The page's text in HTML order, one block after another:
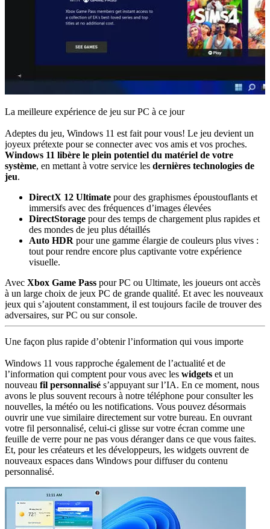
La meilleure expérience de jeu sur PC à ce jour
Adeptes du jeu, Windows 11 est fait pour vous! Le jeu devient un
joyeux prétexte pour se connecter avec vos amis et vos proches.
Windows 11 libère le plein potentiel du matériel de votre
système, en mettant à votre service les dernières technologies de
jeu.
DirectX 12 Ultimate pour des graphismes époustouflants et
immersifs avec des fréquences d’images élevées
DirectStorage pour des temps de chargement plus rapides et
des mondes de jeu plus détaillés
Auto HDR pour une gamme élargie de couleurs plus vives :
tout pour rendre encore plus captivante votre expérience
visuelle.
Avec Xbox Game Pass pour PC ou Ultimate, les joueurs ont accès
à un large choix de jeux PC de grande qualité. Et avec les nouveaux
jeux qui s’ajoutent constamment, il est toujours facile de trouver des
adversaires, sur PC ou sur console.
Une façon plus rapide d’obtenir l’information qui vous importe
Windows 11 vous rapproche également de l’actualité et de
l’information qui comptent pour vous avec les widgets et un
nouveau fil personnalisé s’appuyant sur l’IA. En ce moment, nous
avons le plus souvent recours à notre téléphone pour consulter les
nouvelles, la météo ou les notifications. Vous pouvez désormais
ouvrir une vue similaire directement sur votre bureau. En ouvrant
votre fil personnalisé, celui-ci glisse sur votre écran comme une
feuille de verre pour ne pas vous déranger dans ce que vous faites.
Et, pour les créateurs et les développeurs, les widgets ouvrent de
nouveaux espaces dans Windows pour diffuser du contenu
personnalisé.